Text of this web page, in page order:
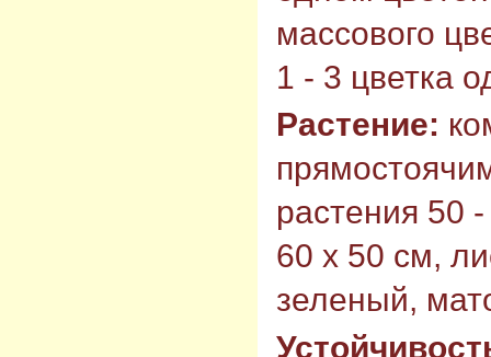
массового
1 - 3 цветка
Растение:
растения 50
60 х 50 см,
зеленый,